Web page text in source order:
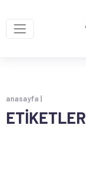
anasayfa |
ETİKETLER